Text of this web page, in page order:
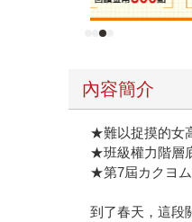
內容簡介
★難以捉摸的女
★班級權力階層
★第7屆カクヨム
到了春天，這段